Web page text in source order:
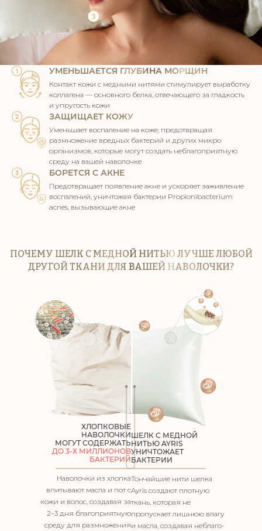
УМЕНЬШАЕТСЯ ГЛУБИНА МОРЩИН
Контакт кожи с медными нитями стимулирует выработку
коллагена — основного белка, отвечающего за гладкость
и упругость кожи
ЗАЩИЩАЕТ КОЖУ
Уменьшает воспаление на коже, предотвращая
размножение вредных бактерий и других микро
организмов, которые могут создать неблагоприятную
среду на вашей наволочке
БОРЕТСЯ С АКНЕ
Предотвращает появление акне и ускоряет заживление
воспалений, уничтожая бактерии Propionibacterium
acnes, вызывающие акне
ПОЧЕМУ ШЕЛК С МЕДНОЙ НИТЬЮ ЛУЧШЕ ЛЮБОЙ
ДРУГОЙ ТКАНИ ДЛЯ ВАШЕЙ НАВОЛОЧКИ?
ХЛОПКОВЫЕ
НАВОЛОЧКИ
МОГУТ СОДЕРЖАТЬ
ДО 3-Х МИЛЛИОНОВ
БАКТЕРИЙ
Наволочки из хлопка
впитывают масла и потс
кожи и волос, создавая за
2–3 дня благоприятную
среду для размножения
ШЕЛК С МЕДНОЙ
НИТЬЮ AYRIS
УНИЧТОЖАЕТ
БАКТЕРИИ
Тончайшие нити шелка
Ayris создаютплотную
ткань, которая не
пропускаетлишнюю влагу
и масла, создавая неблаго-